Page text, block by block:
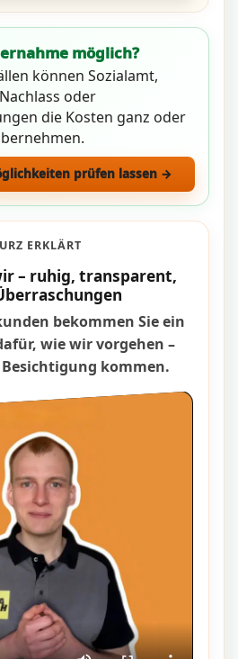
möglich?
können Sozialamt,
oder
die Kosten ganz oder
prüfen lassen →
ERKLÄRT
– ruhig, transparent,
bekommen Sie ein
wie wir vorgehen –
kommen.